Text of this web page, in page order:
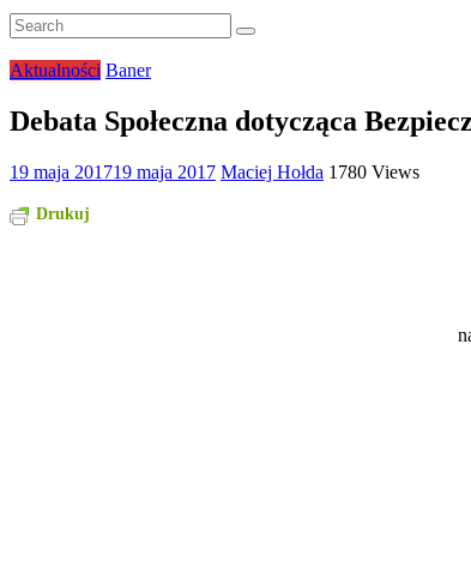
Aktualności Baner
Debata Społeczna dotycząca
19 maja 201719 maja 2017 Maciej Hołda 1780 Views
Drukuj